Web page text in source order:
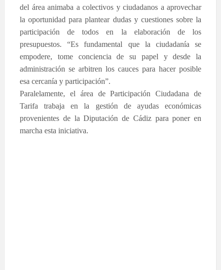
del área animaba a colectivos y ciudadanos a aprovechar
la oportunidad para plantear dudas y cuestiones sobre la
participación de todos en la elaboración de los
presupuestos. “Es fundamental que la ciudadanía se
empodere, tome conciencia de su papel y desde la
administración se arbitren los cauces para hacer posible
esa cercanía y participación”.
Paralelamente, el área de Participación Ciudadana de
Tarifa trabaja en la gestión de ayudas económicas
provenientes de la Diputación de Cádiz para poner en
marcha esta iniciativa.